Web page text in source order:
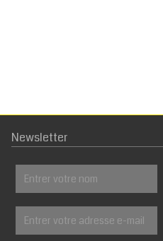
Newsletter